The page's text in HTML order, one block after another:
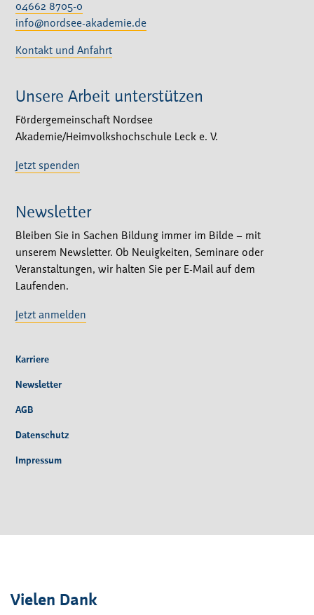
04662 8705-0
info@nordsee-akademie.de
Kontakt und Anfahrt
Unsere Arbeit unterstützen
Fördergemeinschaft Nordsee
Akademie/Heimvolkshochschule Leck e. V.
Jetzt spenden
Newsletter
Bleiben Sie in Sachen Bildung immer im Bilde – mit
unserem Newsletter. Ob Neuigkeiten, Seminare oder
Veranstaltungen, wir halten Sie per E-Mail auf dem
Laufenden.
Jetzt anmelden
Karriere
Newsletter
AGB
Datenschutz
Impressum
Vielen Dank